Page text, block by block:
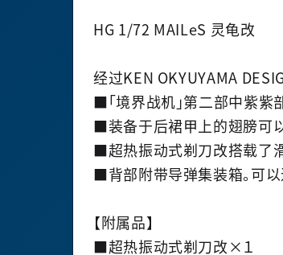
HG 1/72 MAILeS 灵龟改
经过KEN OKYUYAMA
■「境界战机」第二部中紫
■装备于后裙甲上的翅膀可
■超热振动式剃刀改搭载了
■背部附带导弹集装箱。可以
【附属品】
■超热振动式剃刀改×１